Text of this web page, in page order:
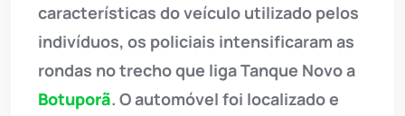
características do veículo utilizado pelos
indivíduos, os policiais intensificaram as
rondas no trecho que liga Tanque Novo a
Botuporã. O automóvel foi localizado e